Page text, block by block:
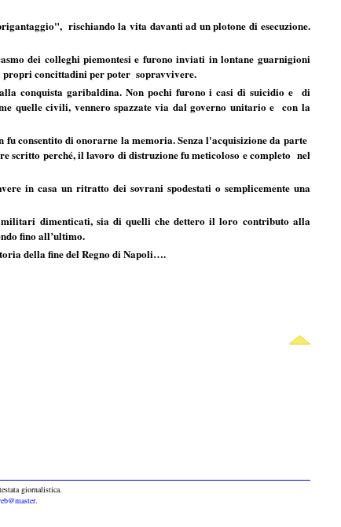
rischiando la vita davanti ad un plotone di esecuzione.
dei colleghi piemontesi e furono inviati in lontane guarnigioni
concittadini per poter sopravvivere.
conquista garibaldina. Non pochi furono i casi di suicidio e di
quelle civili, vennero spazzate via dal governo unitario e con la
consentito di onorarne la memoria. Senza l'acquisizione da parte
scritto perché, il lavoro di distruzione fu meticoloso e completo nel
in casa un ritratto dei sovrani spodestati o semplicemente una
dimenticati, sia di quelli che dettero il loro contributo alla
fino all’ultimo.
della fine del Regno di Napoli….
giornalistica.
.